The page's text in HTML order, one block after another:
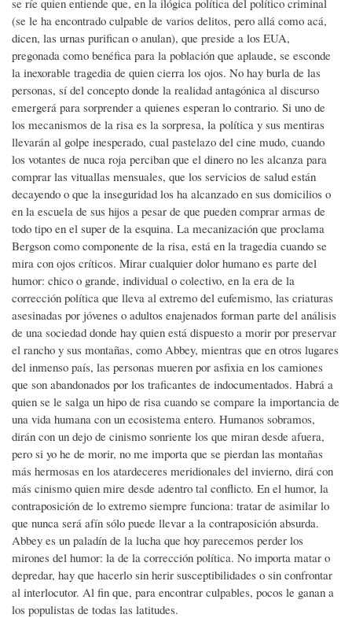
(se le ha encontrado culpable de varios delitos, pero allá como acá,
dicen, las urnas purifican o anulan), que preside a los EUA,
pregonada como benéfica para la población que aplaude, se esconde
la inexorable tragedia de quien cierra los ojos. No hay burla de las
personas, sí del concepto donde la realidad antagónica al discurso
emergerá para sorprender a quienes esperan lo contrario. Si uno de
los mecanismos de la risa es la sorpresa, la política y sus mentiras
llevarán al golpe inesperado, cual pastelazo del cine mudo, cuando
los votantes de nuca roja perciban que el dinero no les alcanza para
comprar las vituallas mensuales, que los servicios de salud están
decayendo o que la inseguridad los ha alcanzado en sus domicilios o
en la escuela de sus hijos a pesar de que pueden comprar armas de
todo tipo en el super de la esquina. La mecanización que proclama
Bergson como componente de la risa, está en la tragedia cuando se
mira con ojos críticos. Mirar cualquier dolor humano es parte del
humor: chico o grande, individual o colectivo, en la era de la
corrección política que lleva al extremo del eufemismo, las criaturas
asesinadas por jóvenes o adultos enajenados forman parte del análisis
de una sociedad donde hay quien está dispuesto a morir por preservar
el rancho y sus montañas, como Abbey, mientras que en otros lugares
del inmenso país, las personas mueren por asfixia en los camiones
que son abandonados por los traficantes de indocumentados. Habrá a
quien se le salga un hipo de risa cuando se compare la importancia de
una vida humana con un ecosistema entero. Humanos sobramos,
dirán con un dejo de cinismo sonriente los que miran desde afuera,
pero si yo he de morir, no me importa que se pierdan las montañas
más hermosas en los atardeceres meridionales del invierno, dirá con
más cinismo quien mire desde adentro tal conflicto. En el humor, la
contraposición de lo extremo siempre funciona: tratar de asimilar lo
que nunca será afín sólo puede llevar a la contraposición absurda.
Abbey es un paladín de la lucha que hoy parecemos perder los
mirones del humor: la de la corrección política. No importa matar o
depredar, hay que hacerlo sin herir susceptibilidades o sin confrontar
al interlocutor. Al fin que, para encontrar culpables, pocos le ganan a
los populistas de todas las latitudes.